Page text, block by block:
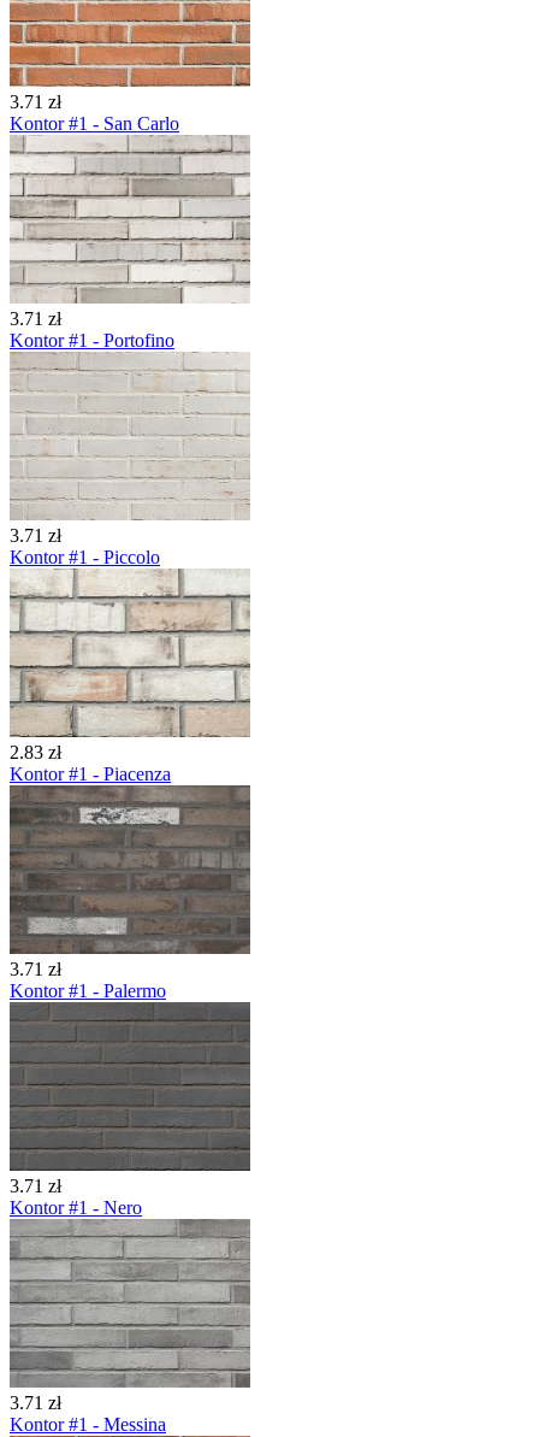
3.71 zł
Kontor #1 - San Carlo
3.71 zł
Kontor #1 - Portofino
3.71 zł
Kontor #1 - Piccolo
2.83 zł
Kontor #1 - Piacenza
3.71 zł
Kontor #1 - Palermo
3.71 zł
Kontor #1 - Nero
3.71 zł
Kontor #1 - Messina